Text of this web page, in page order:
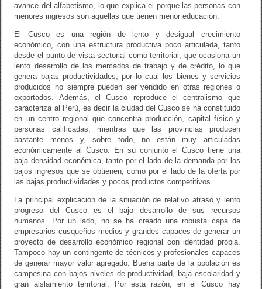
avance del alfabetismo, lo que explica el porque las personas con
menores ingresos son aquellas que tienen menor educación.
El Cusco es una región de lento y desigual crecimiento
económico, con una estructura productiva poco articulada, tanto
desde el punto de vista sectorial como territorial, que ocasiona un
lento desarrollo de los mercados de trabajo y de crédito, lo que
genera bajas productividades, por lo cual los bienes y servicios
producidos no siempre pueden ser vendido en otras regiones o
exportados. Además, el Cusco reproduce el centralismo que
caracteriza al Perú, es decir la ciudad del Cusco se ha constituido
en un centro regional que concentra producción, capital físico y
personas calificadas, mientras que las provincias producen
bastante menos y, sobre todo, no están muy articuladas
económicamente al Cusco. En su conjunto el Cusco tiene una
baja densidad económica, tanto por el lado de la demanda por los
bajos ingresos que se obtienen, como por el lado de la oferta por
las bajas productividades y pocos productos competitivos.
La principal explicación de la situación de relativo atraso y lento
progreso del Cusco es el bajo desarrollo de sus recursos
humanos. Por un lado, no se ha creado una robusta capa de
empresarios cusqueños medios y grandes capaces de generar un
proyecto de desarrollo económico regional con identidad propia.
Tampoco hay un contingente de técnicos y profesionales capaces
de generar mayor valor agregado. Buena parte de la población es
campesina con bajos niveles de productividad, baja escolaridad y
gran aislamiento territorial. Por esta razón, en el Cusco hay